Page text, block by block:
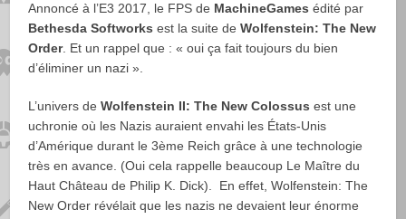
Annoncé à l’E3 2017, le FPS de MachineGames édité par
Bethesda Softworks est la suite deWolfenstein: The New
Order. Et un rappel que : « oui ça fait toujours du bien
d’éliminer un nazi ».
L’univers deWolfenstein II: The New Colossus est une
uchronie où les Nazis auraient envahi les États-Unis
d’Amérique durant le 3ème Reich grâce à une technologie
très en avance. (Oui cela rappelle beaucoup Le Maître du
Haut Château de Philip K. Dick). En effet, Wolfenstein: The
New Order révélait que les nazis ne devaient leur énorme